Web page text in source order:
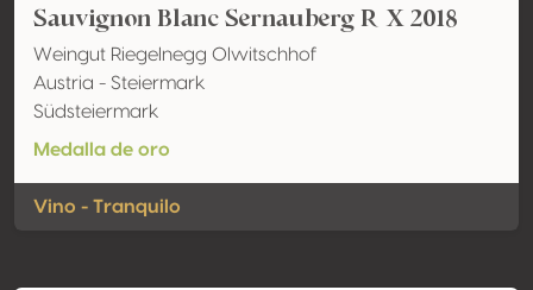
Sauvignon Blanc Sernauberg R X 2018
Weingut Riegelnegg Olwitschhof
Austria - Steiermark
Südsteiermark
Medalla de oro
Vino - Tranquilo